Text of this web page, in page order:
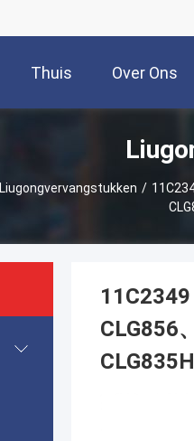
Thuis Over Ons
Liugongvervangstukken /
CLG856
CLG835H